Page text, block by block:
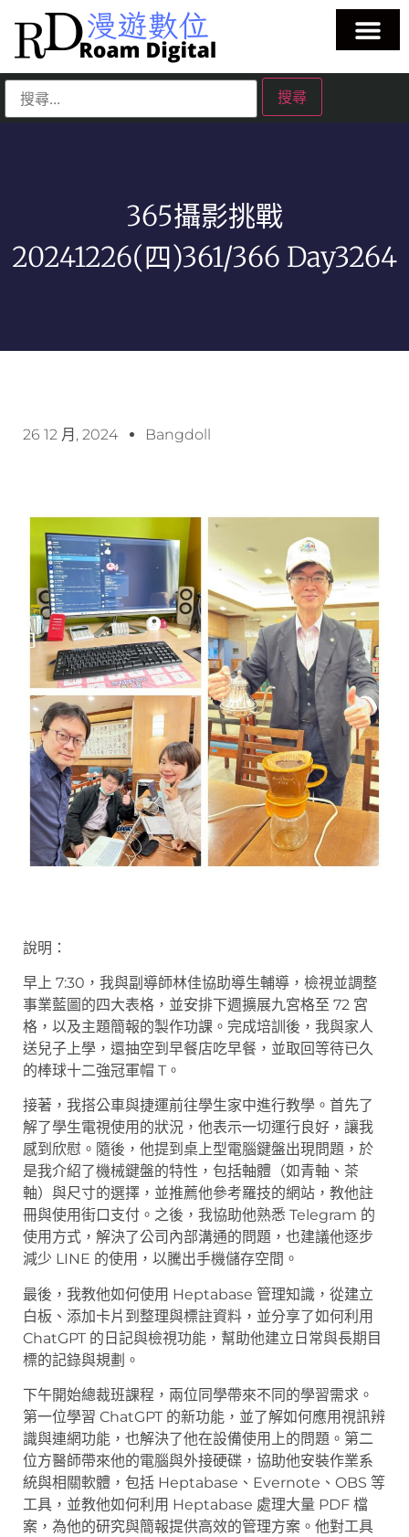
365攝影挑戰
20241226(四)361/366 Day3264
26 12 月, 2024 Bangdoll
說明：
早上 7:30，我與副導師林佳協助導生輔導，檢視並調整
事業藍圖的四大表格，並安排下週擴展九宮格至 72 宮
格，以及主題簡報的製作功課。完成培訓後，我與家人
送兒子上學，還抽空到早餐店吃早餐，並取回等待已久
的棒球十二強冠軍帽 T。
接著，我搭公車與捷運前往學生家中進行教學。首先了
解了學生電視使用的狀況，他表示一切運行良好，讓我
感到欣慰。隨後，他提到桌上型電腦鍵盤出現問題，於
是我介紹了機械鍵盤的特性，包括軸體（如青軸、茶
軸）與尺寸的選擇，並推薦他參考羅技的網站，教他註
冊與使用街口支付。之後，我協助他熟悉 Telegram 的
使用方式，解決了公司內部溝通的問題，也建議他逐步
減少 LINE 的使用，以騰出手機儲存空間。
最後，我教他如何使用 Heptabase 管理知識，從建立
白板、添加卡片到整理與標註資料，並分享了如何利用
ChatGPT 的日記與檢視功能，幫助他建立日常與長期目
標的記錄與規劃。
下午開始總裁班課程，兩位同學帶來不同的學習需求。
第一位學習 ChatGPT 的新功能，並了解如何應用視訊辨
識與連網功能，也解決了他在設備使用上的問題。第二
位方醫師帶來他的電腦與外接硬碟，協助他安裝作業系
統與相關軟體，包括 Heptabase、Evernote、OBS 等
工具，並教他如何利用 Heptabase 處理大量 PDF 檔
案，為他的研究與簡報提供高效的管理方案。他對工具